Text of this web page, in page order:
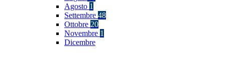
Agosto 1
Settembre 48
Ottobre 20
Novembre 1
Dicembre